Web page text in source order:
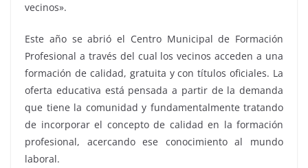
vecinos».
Este año se abrió el Centro Municipal de Formación
Profesional a través del cual los vecinos acceden a una
formación de calidad, gratuita y con títulos oficiales. La
oferta educativa está pensada a partir de la demanda
que tiene la comunidad y fundamentalmente tratando
de incorporar el concepto de calidad en la formación
profesional, acercando ese conocimiento al mundo
laboral.